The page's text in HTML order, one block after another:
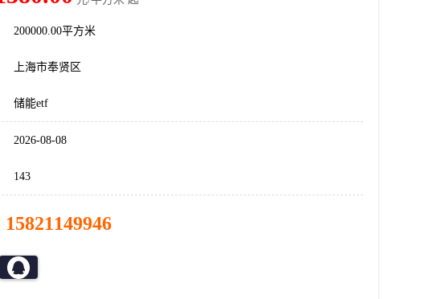
200000.00平方米
上海市奉贤区
储能etf
2026-08-08
143
15821149946